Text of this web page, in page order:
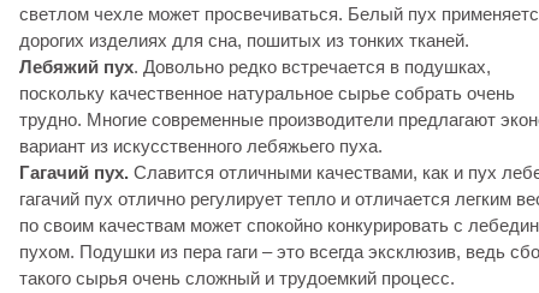
светлом чехле может просвечиваться. Белый пух
дорогих изделиях для сна, пошитых из тонких тканей.
Лебяжий пух. Довольно редко встречается в подушках,
поскольку качественное натуральное сырье собрать очень
трудно. Многие современные производители предлагают
вариант из искусственного лебяжьего пуха.
Гагачий пух. Славится отличными качествами, как и пух
гагачий пух отлично регулирует тепло и отличается легким
по своим качествам может спокойно конкурировать с
пухом. Подушки из пера гаги – это всегда эксклюзив, ведь
такого сырья очень сложный и трудоемкий процесс.